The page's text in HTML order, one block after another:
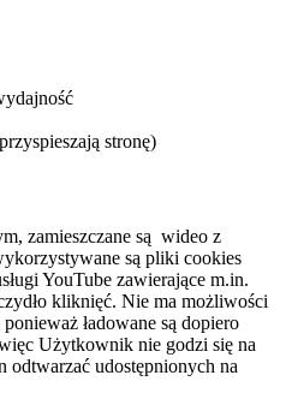
stronę)
zamieszczane są wideo z
są pliki cookies
YouTube zawierające m.in.
kliknięć. Nie ma możliwości
ładowane są dopiero
Użytkownik nie godzi się na
odtwarzać udostępnionych na